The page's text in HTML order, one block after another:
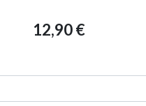
12,90 €